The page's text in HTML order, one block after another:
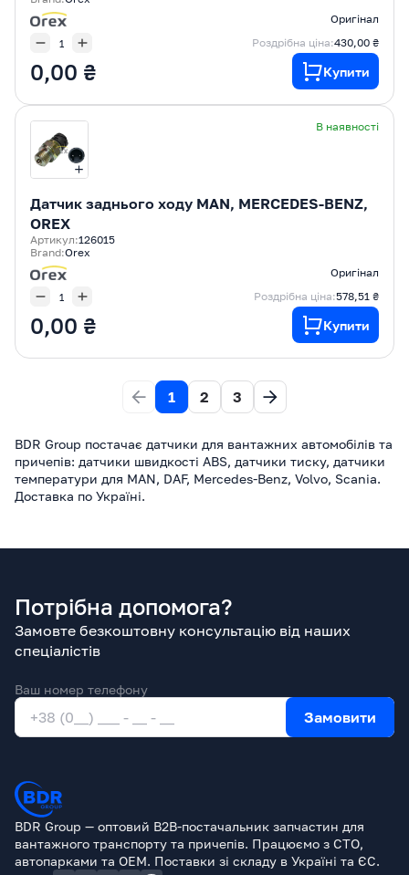
Оригінал
Роздрібна ціна:430,00 ₴
0,00 ₴ Купити
В наявності
Датчик заднього ходу MAN, MERCEDES-BENZ,
OREX
Артикул:126015
Brand:Orex
Оригінал
Роздрібна ціна:578,51 ₴
0,00 ₴ Купити
1 2 3
BDR Group постачає датчики для вантажних автомобілів та
причепів: датчики швидкості ABS, датчики тиску, датчики
температури для MAN, DAF, Mercedes-Benz, Volvo, Scania.
Доставка по Україні.
Потрібна допомога?
Замовте безкоштовну консультацію від наших
спеціалістів
Ваш номер телефону
Замовити
BDR Group — оптовий B2B-постачальник запчастин для
вантажного транспорту та причепів. Працюємо з СТО,
автопарками та OEM. Поставки зі складу в Україні та ЄС.